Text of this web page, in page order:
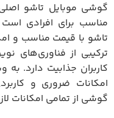
مناسب برای افرادی
تاشو با قیمت مناسب و
ترکیبی از فناوری‌های
کاربران جذابیت دارد.
امکانات ضروری و
گوشی از تمامی امکانات